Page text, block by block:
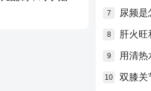
7 尿频是
8 肝火
9 用清热
10 双膝关